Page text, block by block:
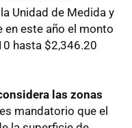
Unidad de Medida y
en este año el monto
hasta $2,346.20
las zonas
mandatorio que el